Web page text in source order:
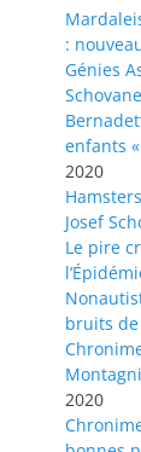
:
Génies
enfants
2020
Josef
Le pire
bruits
2020